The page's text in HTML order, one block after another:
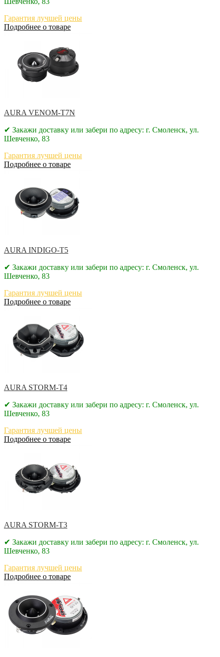
Гарантия лучшей цены
Подробнее о товаре
AURA VENOM-T7N
✔ Закажи доставку или забери по адресу: г. Смоленск, ул.
Шевченко, 83
Гарантия лучшей цены
Подробнее о товаре
AURA INDIGO-T5
✔ Закажи доставку или забери по адресу: г. Смоленск, ул.
Шевченко, 83
Гарантия лучшей цены
Подробнее о товаре
AURA STORM-T4
✔ Закажи доставку или забери по адресу: г. Смоленск, ул.
Шевченко, 83
Гарантия лучшей цены
Подробнее о товаре
AURA STORM-T3
✔ Закажи доставку или забери по адресу: г. Смоленск, ул.
Шевченко, 83
Гарантия лучшей цены
Подробнее о товаре